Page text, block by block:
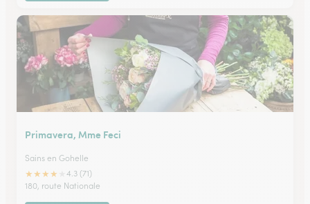
Primavera, Mme Feci
Sains en Gohelle
★★★★
4.3 (71)
180, route Nationale